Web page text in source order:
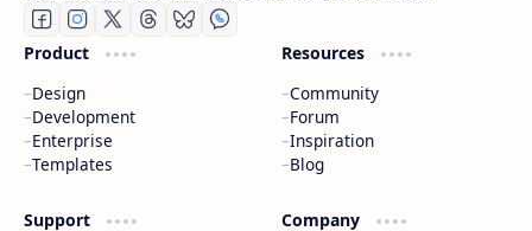
Product
Design
Development
Enterprise
Templates
Resources
Community
Forum
Inspiration
Blog
Support Company